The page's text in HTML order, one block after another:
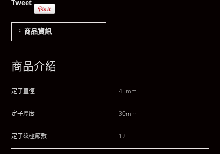
Tweet
商品資訊
商品介紹
定子直徑 45mm
定子厚度 30mm
定子磁極節數 12